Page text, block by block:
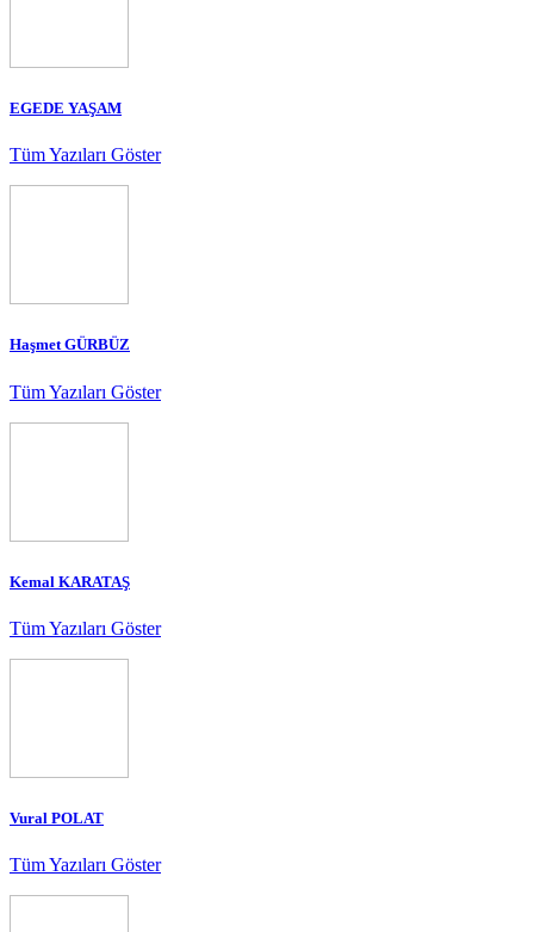
EGEDE YAŞAM
Tüm Yazıları Göster
Haşmet GÜRBÜZ
Tüm Yazıları Göster
Kemal KARATAŞ
Tüm Yazıları Göster
Vural POLAT
Tüm Yazıları Göster